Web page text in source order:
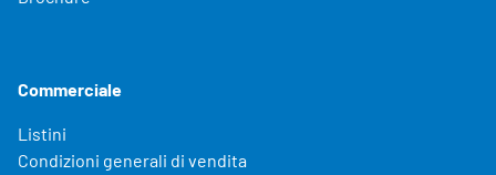
Commerciale
Listini
Condizioni generali di vendita